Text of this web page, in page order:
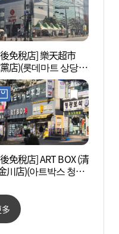
免稅店] 樂天超市
店)(롯데마트 상당
免稅店] ART BOX (清
川店)(아트박스 청주